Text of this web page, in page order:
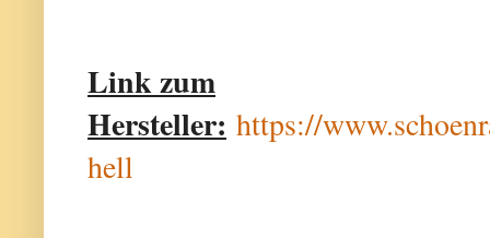
Link zum
Hersteller: https://
hell